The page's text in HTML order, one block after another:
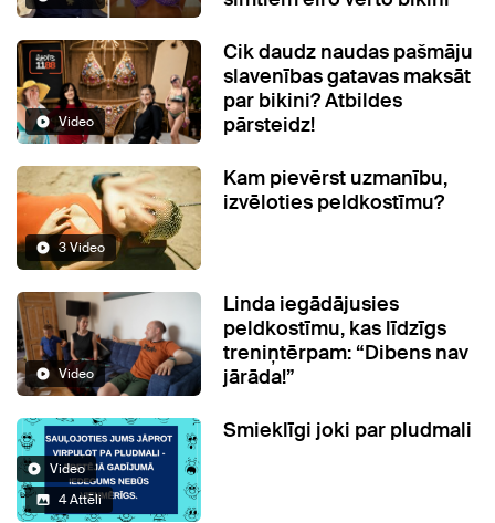
Video
Cik daudz naudas pašmāju
slavenības gatavas maksāt
par bikini? Atbildes
pārsteidz!
3 Video
Kam pievērst uzmanību,
izvēloties peldkostīmu?
Video
Linda iegādājusies
peldkostīmu, kas līdzīgs
treniņtērpam: “Dibens nav
jārāda!”
Video
4 Attēli
Smieklīgi joki par pludmali